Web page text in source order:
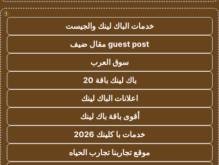
!
خدمات الباك لينك والجيست
guest post مقال ضيف
سوق العرب
باك لينك باقة 20
اعلانات الباك لينك
أقوى باقة باك لينك
خدمات با كلينك 2026
موقع تجاربنا تجارب الحياه